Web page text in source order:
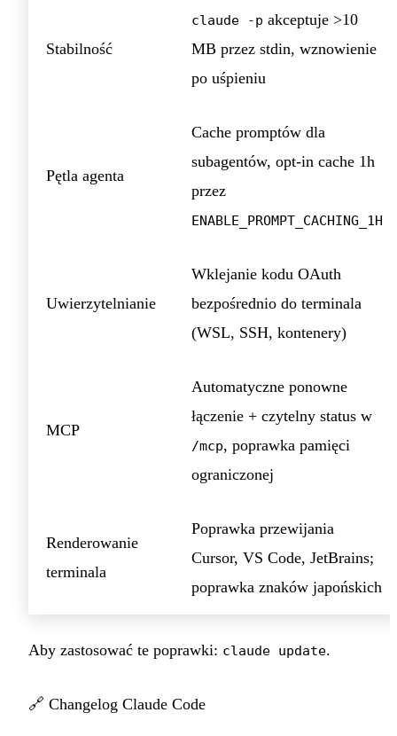
Stabilność
claude -p akceptuje >10
MB przez stdin, wznowienie
po uśpieniu
Pętla agenta
Cache promptów dla
subagentów, opt-in cache 1h
przez
ENABLE_PROMPT_CACHING_1H
Uwierzytelnianie
Wklejanie kodu OAuth
bezpośrednio do terminala
(WSL, SSH, kontenery)
MCP
Automatyczne ponowne
łączenie + czytelny status w
/mcp, poprawka pamięci
ograniczonej
Renderowanie
terminala
Poprawka przewijania
Cursor, VS Code, JetBrains;
poprawka znaków japońskich
Aby zastosować te poprawki: claude update.
🔗 Changelog Claude Code